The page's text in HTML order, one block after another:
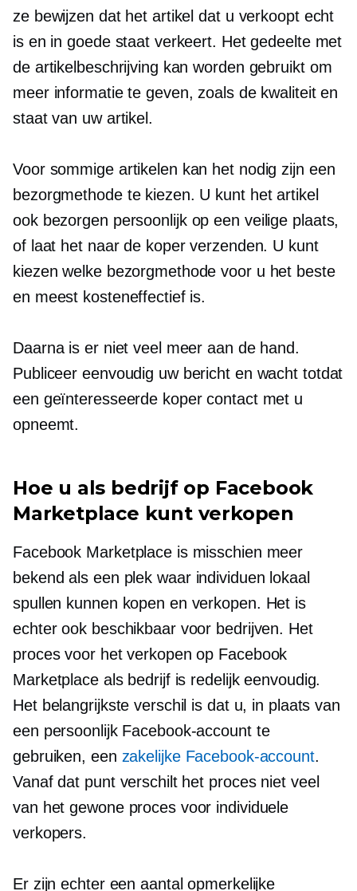
ze bewijzen dat het artikel dat u verkoopt echt
is en in goede staat verkeert. Het gedeelte met
de artikelbeschrijving kan worden gebruikt om
meer informatie te geven, zoals de kwaliteit en
staat van uw artikel.
Voor sommige artikelen kan het nodig zijn een
bezorgmethode te kiezen. U kunt het artikel
ook bezorgen persoonlijkop een veilige plaats,
of laat het naar de koper verzenden. U kunt
kiezen welke bezorgmethode voor u het beste
en meest kosteneffectief is.
Daarna is er niet veel meer aan de hand.
Publiceer eenvoudig uw bericht en wacht totdat
een geïnteresseerde koper contact met u
opneemt.
Hoe u als bedrijf op Facebook
Marketplace kunt verkopen
Facebook Marketplace is misschien meer
bekend als een plek waar individuen lokaal
spullen kunnen kopen en verkopen. Het is
echter ook beschikbaar voor bedrijven. Het
proces voor het verkopen op Facebook
Marketplace als bedrijf is redelijk eenvoudig.
Het belangrijkste verschil is dat u, in plaats van
een persoonlijk Facebook-account te
gebruiken, een zakelijke Facebook-account.
Vanaf dat punt verschilt het proces niet veel
van het gewone proces voor individuele
verkopers.
Er zijn echter een aantal opmerkelijke